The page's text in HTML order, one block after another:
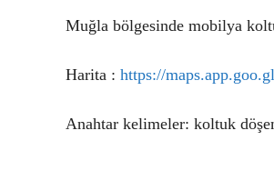
Muğla bölgesinde mobilya
Harita : https://
Anahtar kelimeler: koltuk